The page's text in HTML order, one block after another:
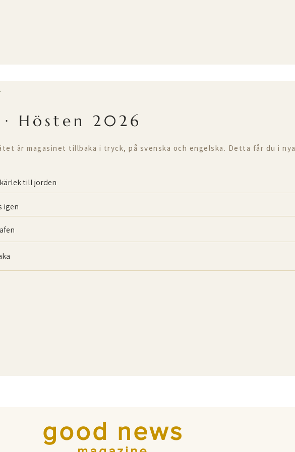
Hösten 2026
är magasinet tillbaka i tryck, på svenska och engelska. Detta får du i nya
kärlek till jorden
igen
good news